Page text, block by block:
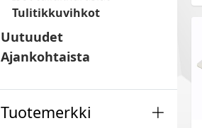
Tulitikkuvihkot
Uutuudet
Ajankohtaista
Tuotemerkki